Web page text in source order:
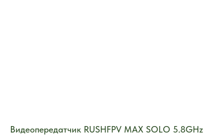
Видеопередатчик RUSHFPV MAX SOLO 5.8GHz